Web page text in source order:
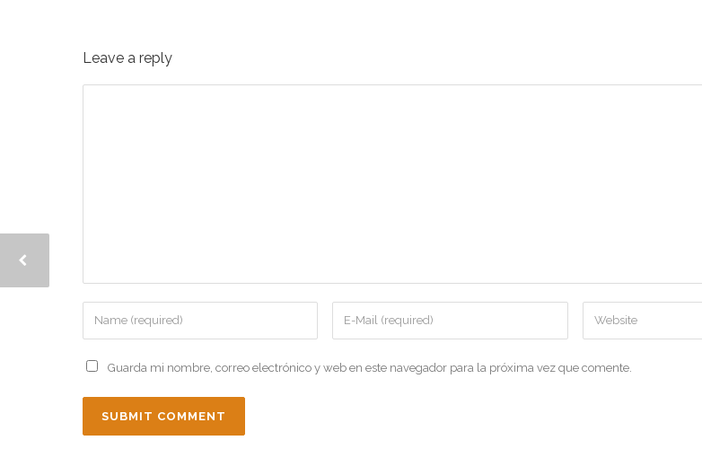
Leave a reply
Guarda mi nombre, correo electrónico y web en este navegador para la próxima vez que comente.